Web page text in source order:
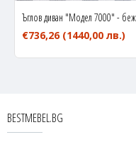
Ъглов диван "Модел 7000" -
€736,26 (1440,00 лв.)
BESTMEBEL.BG